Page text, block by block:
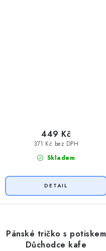
Skladem
371 Kč bez DPH
449 Kč
Pánské tričko s potiskem
Důchodce kafe